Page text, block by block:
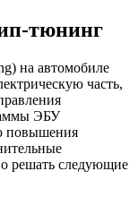
тюнинг
на автомобиле
часть,
ЭБУ
повышения
решать следующие